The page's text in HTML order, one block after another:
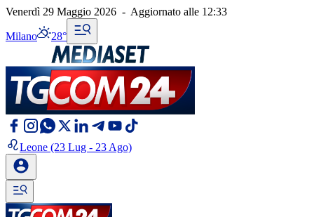
Venerdì 29 Maggio 2026 - Aggiornato alle 12:33
Milano 28°
Leone (23 Lug - 23 Ago)